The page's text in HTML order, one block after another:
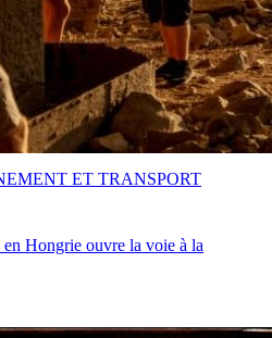
Hongrie ouvre la voie à la
ET TRANSPORT